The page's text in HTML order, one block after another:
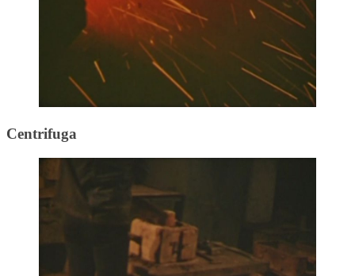
Centrifuga